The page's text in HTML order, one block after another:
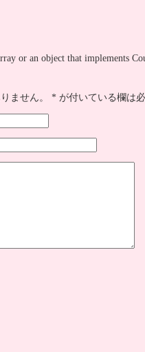
or an object that implements
ません。
* が付いている欄は